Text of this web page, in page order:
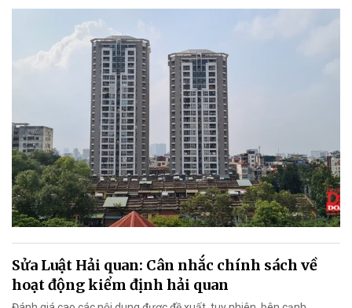
Sửa Luật Hải quan: Cân nhắc chính sách về
hoạt động kiểm định hải quan